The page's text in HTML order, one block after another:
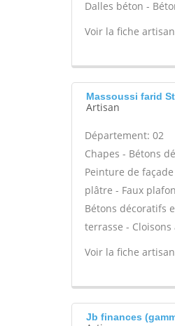
Dalles béton -
Voir la fiche
Massoussi farid
Artisan
Département: 02
Chapes - Bétons
Peinture de
plâtre - Faux
Bétons décoratifs
terrasse -
Voir la fiche
Jb finances